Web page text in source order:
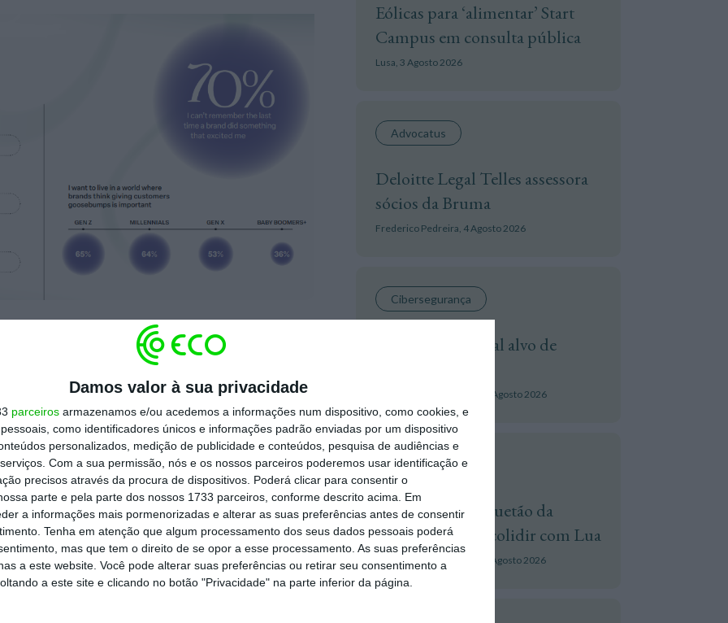
Damos valor à sua privacidade
parceiros armazenamos e/ou acedemos a informações num dispositivo, como cookies, e
como identificadores únicos e informações padrão enviadas por um dispositivo
personalizados, medição de publicidade e conteúdos, pesquisa de audiências e
Com a sua permissão, nós e os nossos parceiros poderemos usar identificação e
precisos através da procura de dispositivos. Poderá clicar para consentir o
parte e pela parte dos nossos 1733 parceiros, conforme descrito acima. Em
a informações mais pormenorizadas e alterar as suas preferências antes de consentir
Tenha em atenção que algum processamento dos seus dados pessoais poderá
mas que tem o direito de se opor a esse processamento. As suas preferências
a este website. Você pode alterar suas preferências ou retirar seu consentimento a
a este site e clicando no botão "Privacidade" na parte inferior da página.
do ‘reencantamento’ ondeas novas
corações inchados e arrepios . As marcas
tempos difíceis e a afastar um mal-estar
inspiradora e mágica”, refere no
Wunderman Thompson Intelligence.
49% das pessoas são mais propensas a
uma sensação de alegriae45% de marcas
lado,apenas 26% é mais suscetível de
com o que disseram que iam fazer.
conseguir responder a estes desejos, tendo em
se lembrar da última vez que uma marca fez
Eólicas para ‘alimentar’ Start
Campus em consulta pública
Lusa, 3 Agosto 2026
Advocatus
Deloitte Legal Telles assessora
sócios da Bruma
Frederico Pedreira, 4 Agosto 2026
Cibersegurança
Águas de Portugal alvo de
4 Agosto 2026
Espaço
Destroços de foguetão da
SpaceX deverão colidir com Lua
Tiago Martins d'Oliveira, 5 Agosto 2026